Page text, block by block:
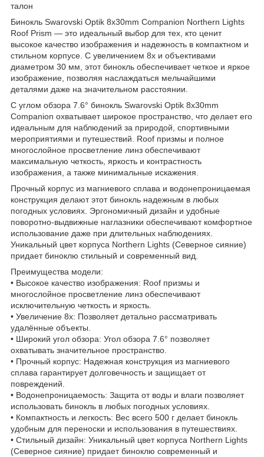
талон
Бинокль Swarovski Optik 8x30mm Companion Northern Lights
Roof Prism — это идеальный выбор для тех, кто ценит
высокое качество изображения и надежность в компактном и
стильном корпусе. С увеличением 8x и объективами
диаметром 30 мм, этот бинокль обеспечивает четкое и яркое
изображение, позволяя наслаждаться мельчайшими
деталями даже на значительном расстоянии.
С углом обзора 7.6° бинокль Swarovski Optik 8x30mm
Companion охватывает широкое пространство, что делает его
идеальным для наблюдений за природой, спортивными
мероприятиями и путешествий. Roof призмы и полное
многослойное просветление линз обеспечивают
максимальную четкость, яркость и контрастность
изображения, а также минимальные искажения.
Прочный корпус из магниевого сплава и водонепроницаемая
конструкция делают этот бинокль надежным в любых
погодных условиях. Эргономичный дизайн и удобные
поворотно-выдвижные наглазники обеспечивают комфортное
использование даже при длительных наблюдениях.
Уникальный цвет корпуса Northern Lights (Северное сияние)
придает биноклю стильный и современный вид.
Преимущества модели:
• Высокое качество изображения: Roof призмы и
многослойное просветление линз обеспечивают
исключительную четкость и яркость.
• Увеличение 8x: Позволяет детально рассматривать
удалённые объекты.
• Широкий угол обзора: Угол обзора 7.6° позволяет
охватывать значительное пространство.
• Прочный корпус: Надежная конструкция из магниевого
сплава гарантирует долговечность и защищает от
повреждений.
• Водонепроницаемость: Защита от воды и влаги позволяет
использовать бинокль в любых погодных условиях.
• Компактность и легкость: Вес всего 500 г делает бинокль
удобным для переноски и использования в путешествиях.
• Стильный дизайн: Уникальный цвет корпуса Northern Lights
(Северное сияние) придает биноклю современный и